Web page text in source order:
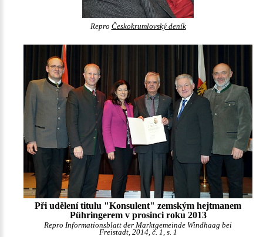
Repro Českokrumlovský deník
Při udělení titulu "Konsulent" zemským hejtmanem
Pühringerem v prosinci roku 2013
Repro Informationsblatt der Marktgemeinde Windhaag bei
Freistadt, 2014, č. 1, s. 1